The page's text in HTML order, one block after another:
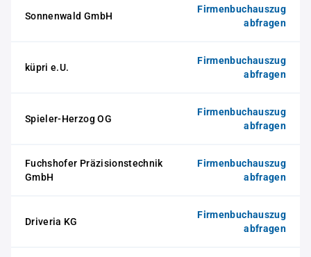
Sonnenwald GmbH
Firmenbuchauszug
abfragen
küpri e.U.
Firmenbuchauszug
abfragen
Spieler-Herzog OG
Firmenbuchauszug
abfragen
Fuchshofer Präzisionstechnik
GmbH
Firmenbuchauszug
abfragen
Driveria KG
Firmenbuchauszug
abfragen